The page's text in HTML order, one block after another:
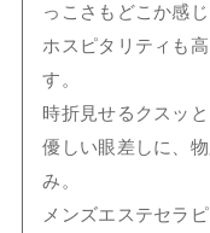
っこさもどこか感じ
ホスピタリティも
す。
時折見せるクスッと
優しい眼差しに、
み。
メンズエステセラ